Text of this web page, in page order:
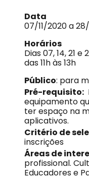
Data
07/11/2020 a
Horários
Dias 07, 14, 21
das 11h às 13h
Público: para
Pré-requisito:
equipamento
ter espaço na
aplicativos.
Critério de
inscrições
Áreas de
profissional.
Educadores e